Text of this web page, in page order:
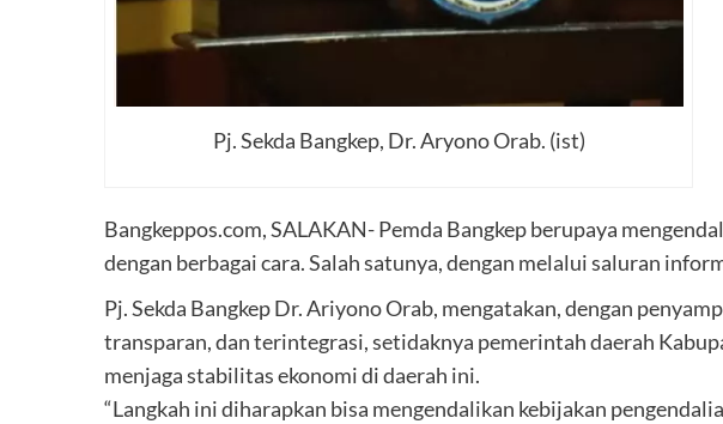
Pj. Sekda Bangkep, Dr. Aryono Orab. (ist)
Bangkeppos.com, SALAKAN- Pemda Bangkep berupaya
dengan berbagai cara. Salah satunya, dengan melalui saluran
Pj. Sekda Bangkep Dr. Ariyono Orab, mengatakan, dengan
transparan, dan terintegrasi, setidaknya pemerintah daerah
menjaga stabilitas ekonomi di daerah ini.
“Langkah ini diharapkan bisa mengendalikan kebijakan